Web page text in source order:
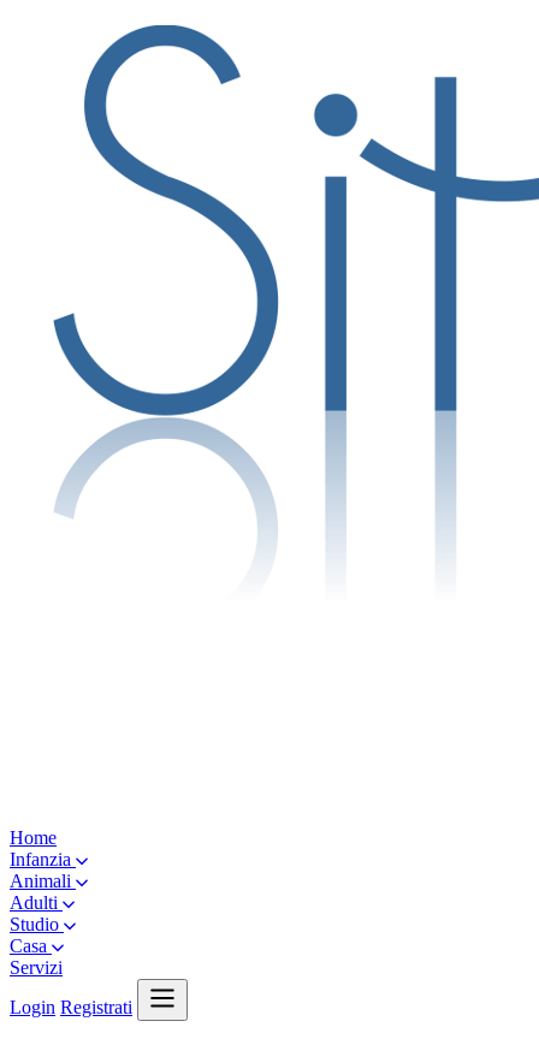
Home
Infanzia
Animali
Adulti
Studio
Casa
Servizi
Login Registrati